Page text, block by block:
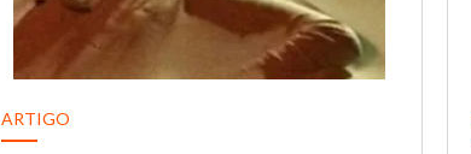
ARTIGO